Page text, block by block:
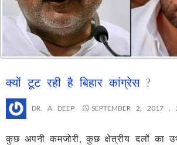
क्यों टूट रही है बिहार कांग्रेस ?
DR. A DEEP SEPTEMBER 2, 2017 ,
कुछ अपनी कमजोरी, कुछ क्षेत्रीय दलों का